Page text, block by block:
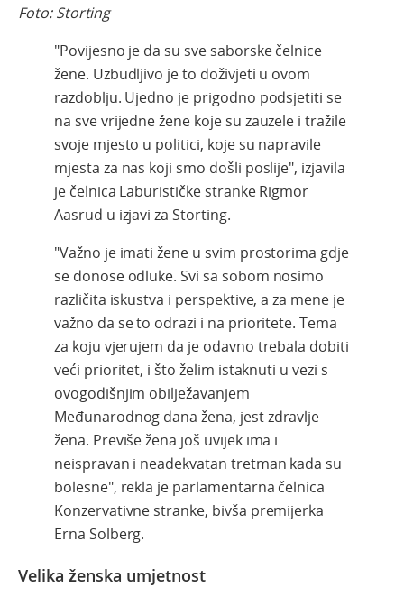
Foto: Storting
"Povijesno je da su sve saborske čelnice
žene. Uzbudljivo je to doživjeti u ovom
razdoblju. Ujedno je prigodno podsjetiti se
na sve vrijedne žene koje su zauzele i tražile
svoje mjesto u politici, koje su napravile
mjesta za nas koji smo došli poslije", izjavila
je čelnica Laburističke stranke Rigmor
Aasrud u izjavi za Storting.
"Važno je imati žene u svim prostorima gdje
se donose odluke. Svi sa sobom nosimo
različita iskustva i perspektive, a za mene je
važno da se to odrazi i na prioritete. Tema
za koju vjerujem da je odavno trebala dobiti
veći prioritet, i što želim istaknuti u vezi s
ovogodišnjim obilježavanjem
Međunarodnog dana žena, jest zdravlje
žena. Previše žena još uvijek ima i
neispravan i neadekvatan tretman kada su
bolesne", rekla je parlamentarna čelnica
Konzervativne stranke, bivša premijerka
Erna Solberg.
Velika ženska umjetnost